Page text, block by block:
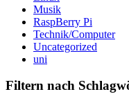
Musik
RaspBerry Pi
Technik/Computer
Uncategorized
uni
Filtern nach